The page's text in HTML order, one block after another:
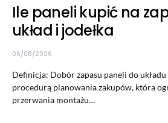
Ile paneli kupić na
układ i jodełka
06/08/2026
Definicja: Dobór zapasu paneli do
procedurą planowania zakupów, która
przerwania montażu…